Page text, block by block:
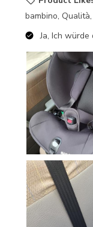
bambino,
Ja, Ich